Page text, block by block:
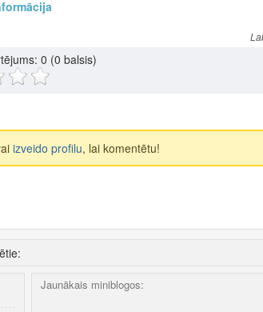
0 (0 balsis)
izveido profilu, lai komentētu!
Jaunākais miniblogos: